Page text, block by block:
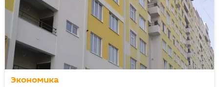
Экономика